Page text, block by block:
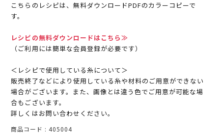
こちらのレシピは、無料ダウンロードPDFのカラーコピーで
す。
レシピの無料ダウンロードはこちら≫
（ご利用には簡単な会員登録が必要です）
＜レシピで使用している糸について＞
販売終了などにより使用している糸や材料のご用意ができない
場合がございます。また、画像とは違う色でご用意が可能な場
合もございます。
詳しくはお問い合わせください。
商品コード 405004